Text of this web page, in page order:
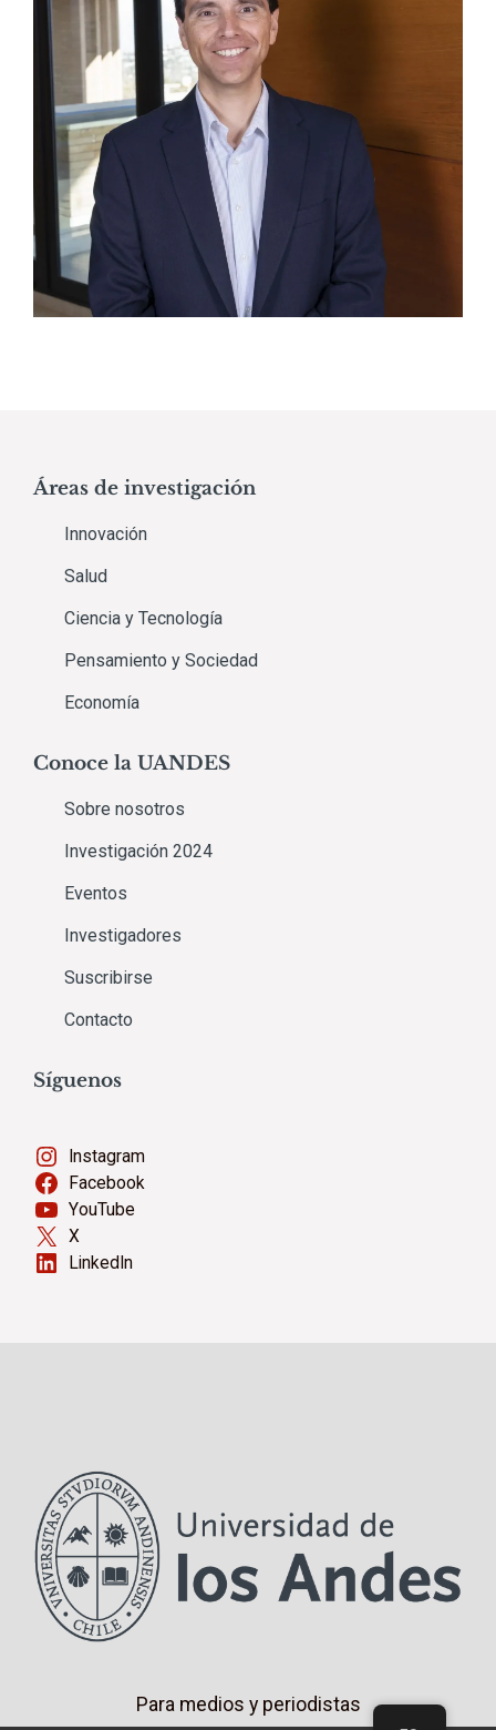
Áreas de investigación
Innovación
Salud
Ciencia y Tecnología
Pensamiento y Sociedad
Economía
Conoce la UANDES
Sobre nosotros
Investigación 2024
Eventos
Investigadores
Suscribirse
Contacto
Síguenos
Instagram
Facebook
YouTube
X
LinkedIn
Para medios y periodistas